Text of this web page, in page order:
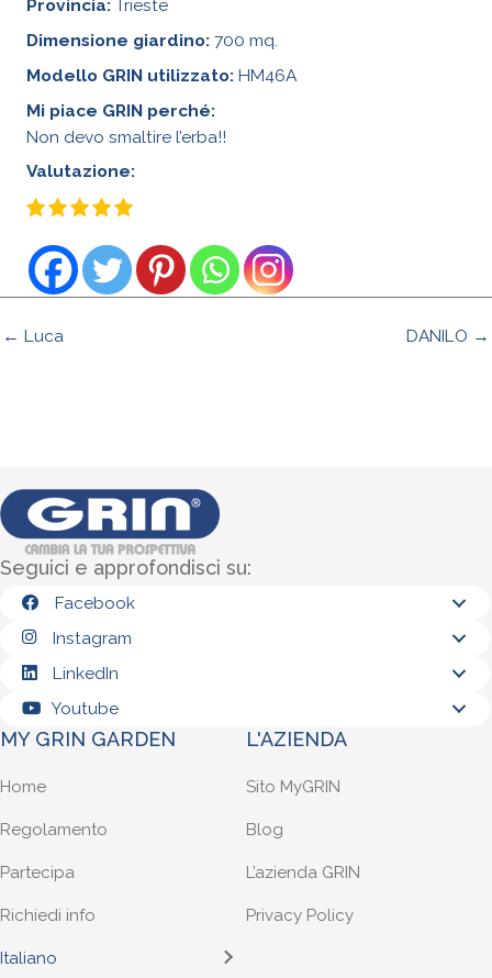
Provincia: Trieste
Dimensione giardino: 700 mq.
Modello GRIN utilizzato: HM46A
Mi piace GRIN perché:
Non devo smaltire l’erba!!
Valutazione:
← Luca DANILO →
Seguici e approfondisci su:
Facebook
Instagram
LinkedIn
Youtube
MY GRIN GARDEN
Home
Regolamento
Partecipa
Richiedi info
Italiano
L'AZIENDA
Sito MyGRIN
Blog
L’azienda GRIN
Privacy Policy